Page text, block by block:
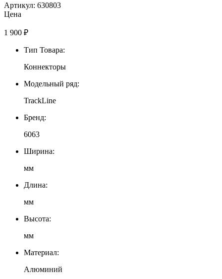
Артикул: 630803
Цена
1 900 ₽
Тип Товара:
Коннекторы
Модельный ряд:
TrackLine
Бренд:
6063
Ширина:
мм
Длина:
мм
Высота:
мм
Материал:
Алюминий